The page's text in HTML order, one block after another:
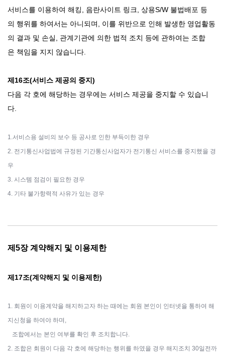
서비스를 이용하여 해킹, 음란사이트 링크, 상용S/W 불법배포 등
의 행위를 하여서는 아니되며, 이를 위반으로 인해 발생한 영업활동
의 결과 및 손실, 관계기관에 의한 법적 조치 등에 관하여는 조합
은 책임을 지지 않습니다.
제16조(서비스 제공의 중지)
다음 각 호에 해당하는 경우에는 서비스 제공을 중지할 수 있습니
다.
1.서비스용 설비의 보수 등 공사로 인한 부득이한 경우
2. 전기통신사업법에 규정된 기간통신사업자가 전기통신 서비스를 중지했을 경
우
3. 시스템 점검이 필요한 경우
4. 기타 불가항력적 사유가 있는 경우
제5장 계약해지 및 이용제한
제17조(계약해지 및 이용제한)
1. 회원이 이용계약을 해지하고자 하는 때에는 회원 본인이 인터넷을 통하여 해
지신청을 하여야 하며,
조합에서는 본인 여부를 확인 후 조치합니다.
2. 조합은 회원이 다음 각 호에 해당하는 행위를 하였을 경우 해지조치 30일전까